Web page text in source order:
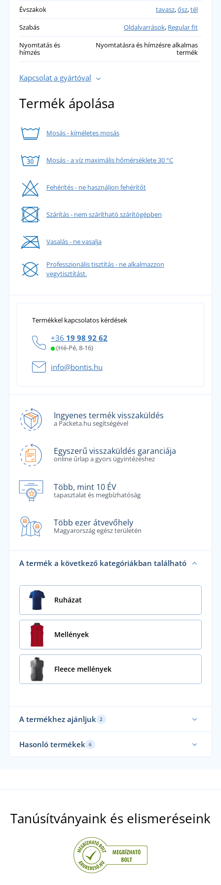
Évszakok tavasz,ősz,tél
Szabás
Oldalvarrások, Regular fit
Nyomtatás és
hímzés
Nyomtatásra és hímzésre alkalmas
termék
Kapcsolat a gyártóval
Termék ápolása
Mosás - kíméletes mosás
Mosás - a víz maximális hőmérséklete 30 °C
Fehérítés - ne használjon fehérítőt
Szárítás - nem szárítható szárítógépben
Vasalás - ne vasalja
Professzionális tisztítás - ne alkalmazzon
vegytisztítást.
Termékkel kapcsolatos kérdések
+36 19 98 92 62
(Hé-Pé, 8-16)
info@bontis.hu
Ingyenes termék visszaküldés
a Packeta.hu segítségével
Egyszerű visszaküldés garanciája
online űrlap a gyors ügyintézéshez
Több, mint 10 ÉV
tapasztalat és megbízhatóság
Több ezer átvevőhely
Magyarország egész területén
A termék a következő kategóriákban található
Ruházat
Mellények
Fleece mellények
A termékhez ajánljuk 2
Hasonló termékek 6
Tanúsítványaink és elismeréseink